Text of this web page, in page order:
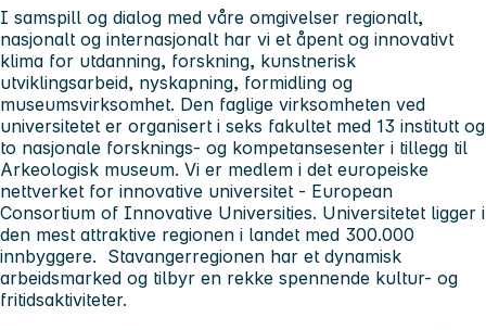
I samspill og dialog med våre omgivelser regionalt,
nasjonalt og internasjonalt har vi et åpent og innovativt
klima for utdanning, forskning, kunstnerisk
utviklingsarbeid, nyskapning, formidling og
museumsvirksomhet. Den faglige virksomheten ved
universitetet er organisert i seks fakultet med 13 institutt og
to nasjonale forsknings- og kompetansesenter i tillegg til
Arkeologisk museum. Vi er medlem i det europeiske
nettverket for innovative universitet - European
Consortium of Innovative Universities. Universitetet ligger i
den mest attraktive regionen i landet med 300.000
innbyggere. Stavangerregionen har et dynamisk
arbeidsmarked og tilbyr en rekke spennende kultur- og
fritidsaktiviteter.